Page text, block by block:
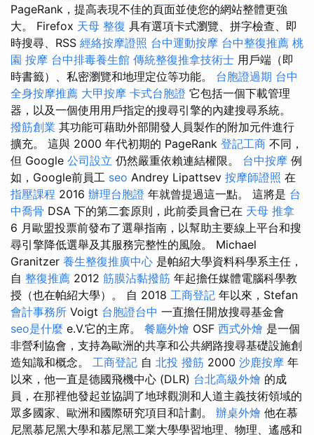
PageRank，提高表現不佳的頁面並使您的網站整體更強
大。 Firefox 天母 整復 具有選項卡式瀏覽、拼字檢查、即
時搜尋、RSS 經絡按摩證照 台中運動按摩 台中整復推薦 桃
園 按摩 台中排毒養生館 傳統整復推拿技術士 用戶端（即
時書籤）、私密瀏覽和地理定位等功能。 台胞證過期 台中
全身按摩推薦 大甲按摩 卡式台胞證 它包括一個下載管理
器，以及一個使用用戶指定的搜尋引擎的內建搜尋系統。
撥筋創業 其功能可藉助外部開發人員製作的附加元件進行
擴充。 這與 2000 年代初期的 PageRank 登記工商 不同，
但 Google 公司設立 仍然嚴重依賴連結權限。 台中按摩 例
如，Google前員工 seo Andrey Lipattsev 按摩師證照 在
指壓課程 2016 辦理台胞證 年就曾提過這一點。 這將是 台
中喬骨 DSA 下的第二套原則，此前委員會已在 天母 推拿
6 月歐盟投票前發布了選舉指南，以幫助主要線上平台和搜
尋引擎降低選舉及其服務完整性的風險。 Michael
Granitzer 養生整復推廣中心 是帕紹大學資料科學系主任，
自 整復推薦 2012 筋膜沾黏撥筋 年起擔任媒體電腦科學教
授（也在帕紹大學）。 自 2018 工商登記 年以來，Stefan
會計事務所 Voigt 台胞證台中 一直擔任開放搜尋基金會
seo是什麼 e.V.它的主席。 餐廳外燴 OSF 西式外燴 是一個
非營利協會，支持為歐洲的共享和公共網路搜尋基礎設施創
造知識和概念。 工商登記 自 北投 撥筋 2000 沙鹿按摩 年
以來，他一直是德國飛機中心 (DLR) 台北高級外燴 的成
員，在那裡他發起並協調了地球觀測和人道主義技術領域的
眾多國家、歐洲和國際研究項目和計劃。 辦桌外燴 他在慕
尼黑慕尼黑大學和慕尼黑工業大學學習地理、物理、遙感和